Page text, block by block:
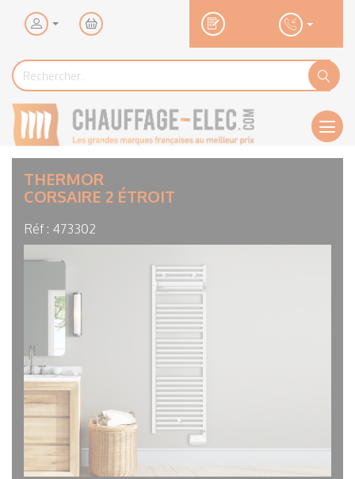
Mon
panier
Rechercher... Rechercher
Ok
THERMOR
CORSAIRE 2 ÉTROIT
Réf : 473302
principal